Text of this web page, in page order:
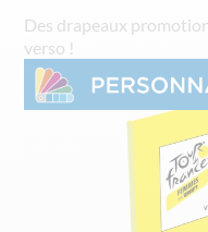
Des drapeaux
verso !
Skip
to
the